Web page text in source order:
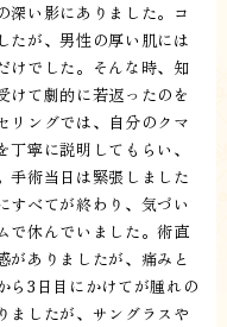
深い影にありました。コ
たが、男性の厚い肌には
けでした。そんな時、知
けて劇的に若返ったのを
リングでは、自分のクマ
寧に説明してもらい、
手術当日は緊張しました
すべてが終わり、気づい
で休んでいました。術直
がありましたが、痛みと
ら3日目にかけてが腫れの
ましたが、サングラスや